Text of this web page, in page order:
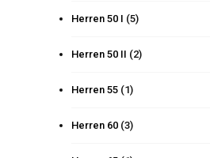
Herren 50 I (5)
Herren 50 II (2)
Herren 55 (1)
Herren 60 (3)